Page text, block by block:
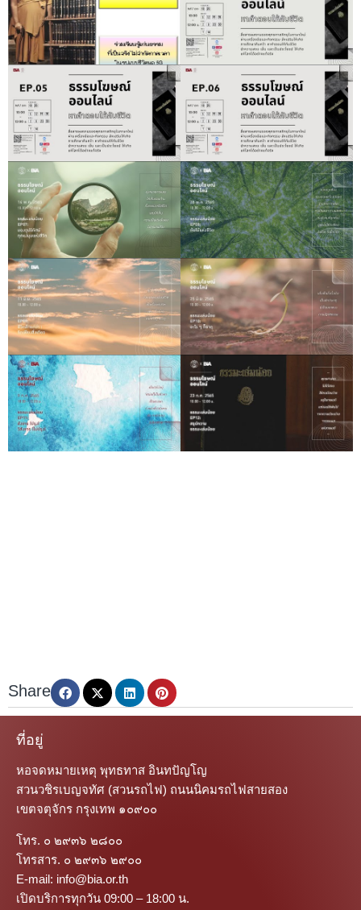
Share
ที่อยู่
หอจดหมายเหตุ พุทธทาส อินทปัญโญ
สวนวชิรเบญจทัศ (สวนรถไฟ) ถนนนิคมรถไฟสายสอง
เขตจตุจักร กรุงเทพ ๑๐๙๐๐
โทร. ๐ ๒๙๓๖ ๒๘๐๐
โทรสาร. ๐ ๒๙๓๖ ๒๙๐๐
E-mail: info@bia.or.th
เปิดบริการทุกวัน 09:00 – 18:00 น.